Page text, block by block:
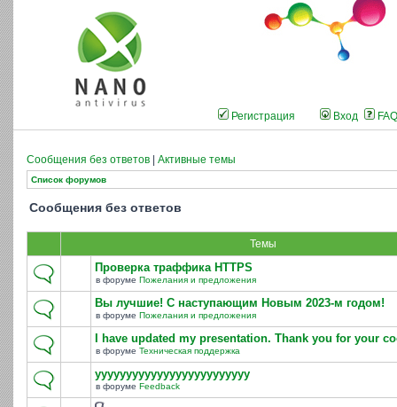
Регистрация Вход FAQ
Сообщения без ответов Активные темы
Список форумов
Сообщения без ответов
Темы
Проверка траффика HTTPS
в форуме Пожелания и предложения
Вы лучшие! С наступающим Новым 2023-м годом!
в форуме Пожелания и предложения
I have updated my presentation. Thank you for your
в форуме Техническая поддержка
yyyyyyyyyyyyyyyyyyyyyyyyy
в форуме Feedback